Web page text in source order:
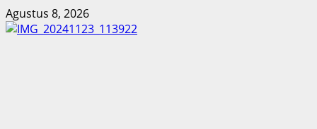
Skip
to
Agustus 8, 2026